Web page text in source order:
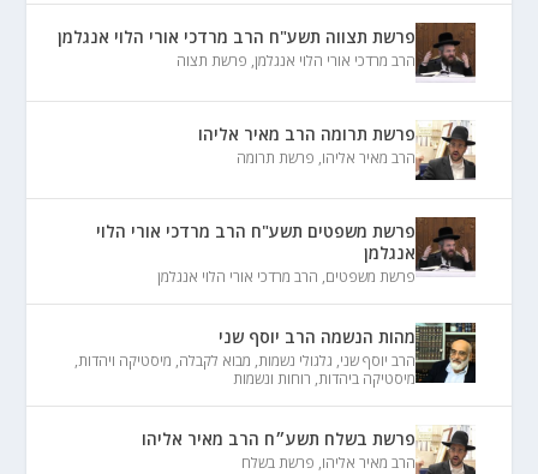
פרשת תצווה תשע"ח הרב מרדכי אורי הלוי אנגלמן
הרב מרדכי אורי הלוי אנגלמן, פרשת תצוה
פרשת תרומה הרב מאיר אליהו
הרב מאיר אליהו, פרשת תרומה
פרשת משפטים תשע"ח הרב מרדכי אורי הלוי
אנגלמן
פרשת משפטים, הרב מרדכי אורי הלוי אנגלמן
מהות הנשמה הרב יוסף שני
הרב יוסף שני, גלגולי נשמות, מבוא לקבלה, מיסטיקה ויהדות,
מיסטיקה ביהדות, רוחות ונשמות
פרשת בשלח תשע״ח הרב מאיר אליהו
הרב מאיר אליהו, פרשת בשלח